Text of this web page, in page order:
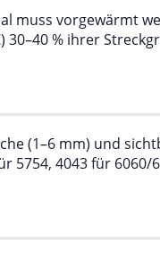
muss vorgewärmt
% ihrer
(1–6 mm) und
5754, 4043 für 6060/